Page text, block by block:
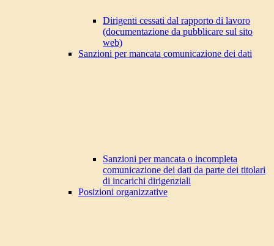
Dirigenti cessati dal rapporto di lavoro
(documentazione da pubblicare sul sito
web)
Sanzioni per mancata comunicazione dei dati
Sanzioni per mancata o incompleta
comunicazione dei dati da parte dei titolari
di incarichi dirigenziali
Posizioni organizzative